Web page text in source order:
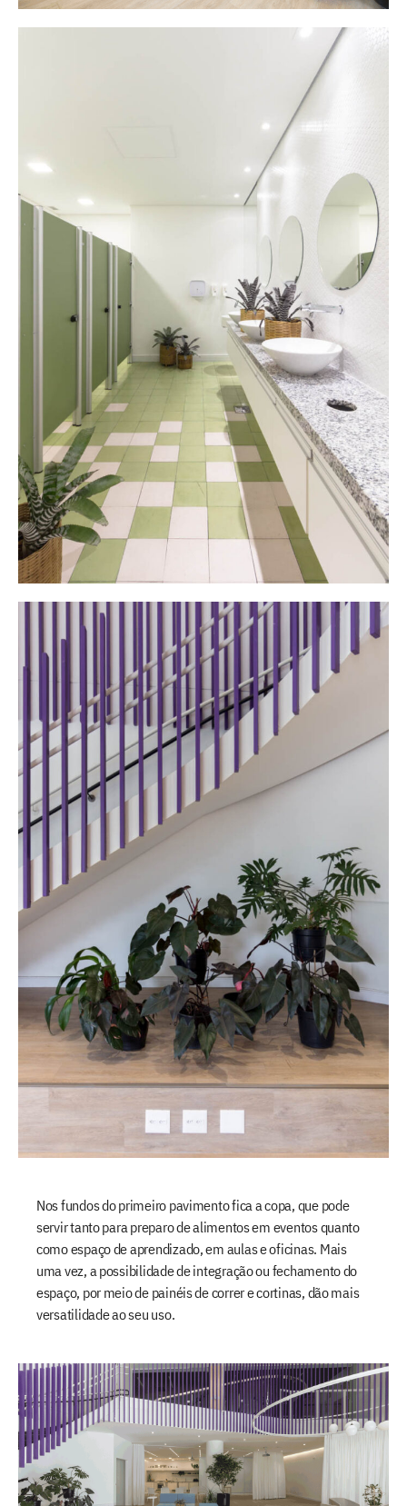
Nos fundos do primeiro pavimento fica a copa, que pode
servir tanto para preparo de alimentos em eventos quanto
como espaço de aprendizado, em aulas e oficinas. Mais
uma vez, a possibilidade de integração ou fechamento do
espaço, por meio de painéis de correr e cortinas, dão mais
versatilidade ao seu uso.